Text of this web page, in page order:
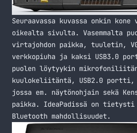
Seuraavassa kuvassa onkin kone
oikealta sivulta. Vasemmalta
virtajohdon paikka, tuuletin,
verkkopiuha ja kaksi USB3.0
puolen löytyykin
kuulokeliitäntä, USB2.0 portti,
jossa em. näytönohjain sekä
paikka. IdeaPadissä on tietysti
Bluetooth mahdollisuudet.